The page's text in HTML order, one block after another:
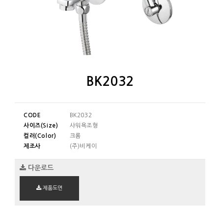
BK2032
CODE
BK2032
사이즈(Size)
샤워욕조형
컬러(Color)
크롬
제조사
(주)비케이
다운로드
제품도면